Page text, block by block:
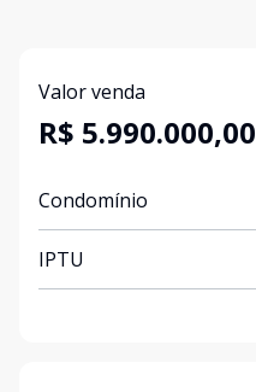
Valor venda
R$ 5.990.000,00
Condomínio
IPTU